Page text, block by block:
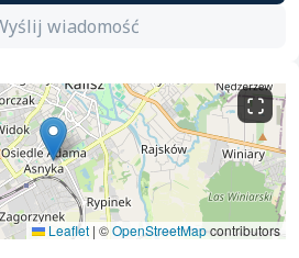
wiadomość
Leaflet | ©OpenStreetMapcontributors